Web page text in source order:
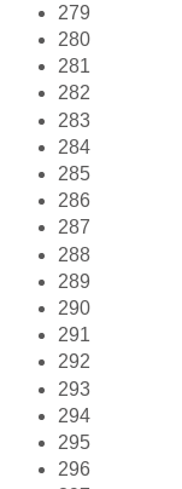
279
280
281
282
283
284
285
286
287
288
289
290
291
292
293
294
295
296